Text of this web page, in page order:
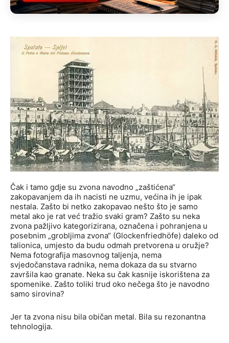
Čak i tamo gdje su zvona navodno „zaštićena“
zakopavanjem da ih nacisti ne uzmu, većina ih je ipak
nestala. Zašto bi netko zakopavao nešto što je samo
metal ako je rat već tražio svaki gram? Zašto su neka
zvona pažljivo kategorizirana, označena i pohranjena u
posebnim „grobljima zvona“ (Glockenfriedhöfe) daleko od
talionica, umjesto da budu odmah pretvorena u oružje?
Nema fotografija masovnog taljenja, nema
svjedočanstava radnika, nema dokaza da su stvarno
završila kao granate. Neka su čak kasnije iskorištena za
spomenike. Zašto toliki trud oko nečega što je navodno
samo sirovina?
Jer ta zvona nisu bila običan metal. Bila su rezonantna
tehnologija.